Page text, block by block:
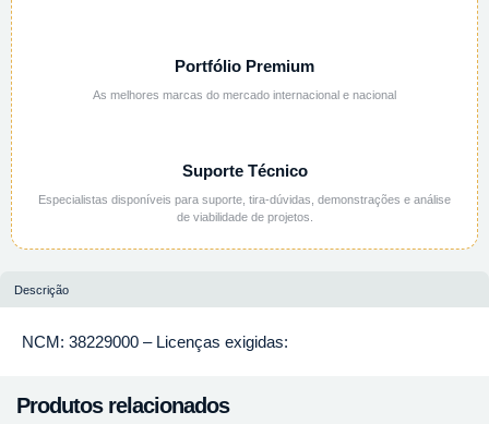
Portfólio Premium
As melhores marcas do mercado internacional e nacional
Suporte Técnico
Especialistas disponíveis para suporte, tira-dúvidas, demonstrações e análise
de viabilidade de projetos.
Descrição
NCM: 38229000 – Licenças exigidas:
Produtos relacionados